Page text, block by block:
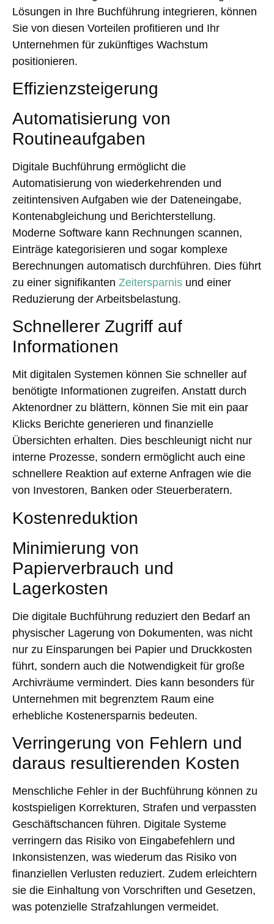
Lösungen in Ihre Buchführung integrieren, können
Sie von diesen Vorteilen profitieren und Ihr
Unternehmen für zukünftiges Wachstum
positionieren.
Effizienzsteigerung
Automatisierung von
Routineaufgaben
Digitale Buchführung ermöglicht die
Automatisierung von wiederkehrenden und
zeitintensiven Aufgaben wie der Dateneingabe,
Kontenabgleichung und Berichterstellung.
Moderne Software kann Rechnungen scannen,
Einträge kategorisieren und sogar komplexe
Berechnungen automatisch durchführen. Dies führt
zu einer signifikanten Zeitersparnis und einer
Reduzierung der Arbeitsbelastung.
Schnellerer Zugriff auf
Informationen
Mit digitalen Systemen können Sie schneller auf
benötigte Informationen zugreifen. Anstatt durch
Aktenordner zu blättern, können Sie mit ein paar
Klicks Berichte generieren und finanzielle
Übersichten erhalten. Dies beschleunigt nicht nur
interne Prozesse, sondern ermöglicht auch eine
schnellere Reaktion auf externe Anfragen wie die
von Investoren, Banken oder Steuerberatern.
Kostenreduktion
Minimierung von
Papierverbrauch und
Lagerkosten
Die digitale Buchführung reduziert den Bedarf an
physischer Lagerung von Dokumenten, was nicht
nur zu Einsparungen bei Papier und Druckkosten
führt, sondern auch die Notwendigkeit für große
Archivräume vermindert. Dies kann besonders für
Unternehmen mit begrenztem Raum eine
erhebliche Kostenersparnis bedeuten.
Verringerung von Fehlern und
daraus resultierenden Kosten
Menschliche Fehler in der Buchführung können zu
kostspieligen Korrekturen, Strafen und verpassten
Geschäftschancen führen. Digitale Systeme
verringern das Risiko von Eingabefehlern und
Inkonsistenzen, was wiederum das Risiko von
finanziellen Verlusten reduziert. Zudem erleichtern
sie die Einhaltung von Vorschriften und Gesetzen,
was potenzielle Strafzahlungen vermeidet.